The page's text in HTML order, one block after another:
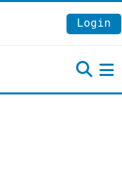
Login